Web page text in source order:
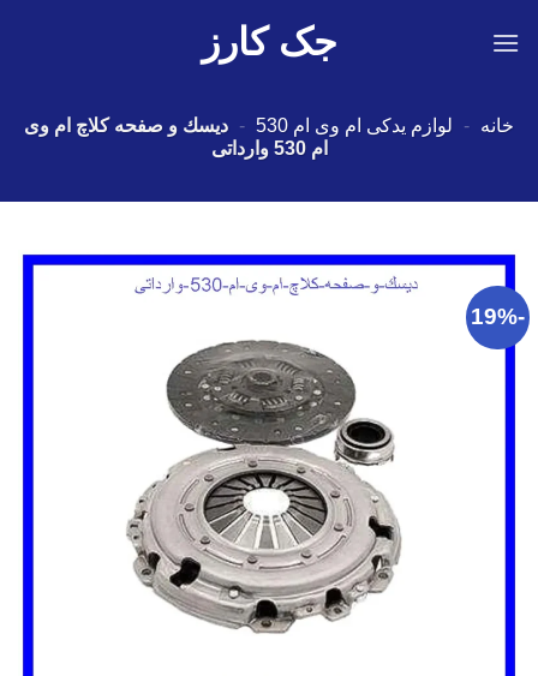
جک کارز
خانه - لوازم یدکی ام وی ام 530 - دیسك و صفحه کلاچ ام وی
ام 530 وارداتی
-19%